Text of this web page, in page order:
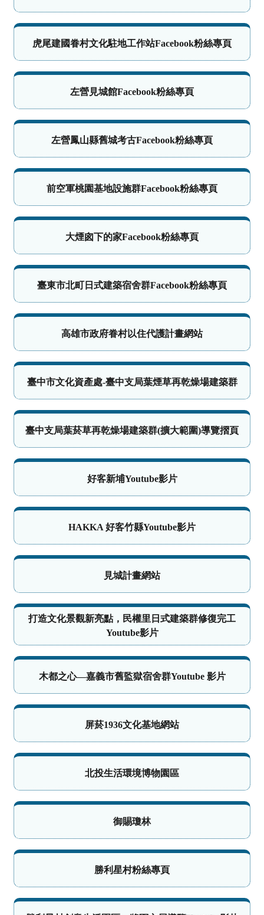
虎尾建國眷村文化駐地工作站Facebook粉絲專頁
左營見城館Facebook粉絲專頁
左營鳳山縣舊城考古Facebook粉絲專頁
前空軍桃園基地設施群Facebook粉絲專頁
大煙囪下的家Facebook粉絲專頁
臺東市北町日式建築宿舍群Facebook粉絲專頁
高雄市政府眷村以住代護計畫網站
臺中市文化資產處-臺中支局葉煙草再乾燥場建築群
臺中支局葉菸草再乾燥場建築群(擴大範圍)導覽摺頁
好客新埔Youtube影片
HAKKA 好客竹縣Youtube影片
見城計畫網站
打造文化景觀新亮點，民權里日式建築群修復完工
Youtube影片
木都之心—嘉義市舊監獄宿舍群Youtube 影片
屏菸1936文化基地網站
北投生活環境博物園區
御賜瓊林
勝利星村粉絲專頁